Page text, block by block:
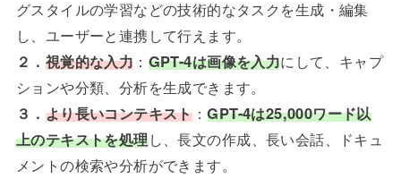
グスタイルの学習などの技術的なタスクを生成・編集
し、ユーザーと連携して行えます。
２． 視覚的な入力 ： GPT-4は画像を入力にして、キャプ
ションや分類、分析を生成できます。
３． より長いコンテキスト：GPT-4は25,000ワード以
上のテキストを処理し、長文の作成、長い会話、ドキュ
メントの検索や分析ができます。